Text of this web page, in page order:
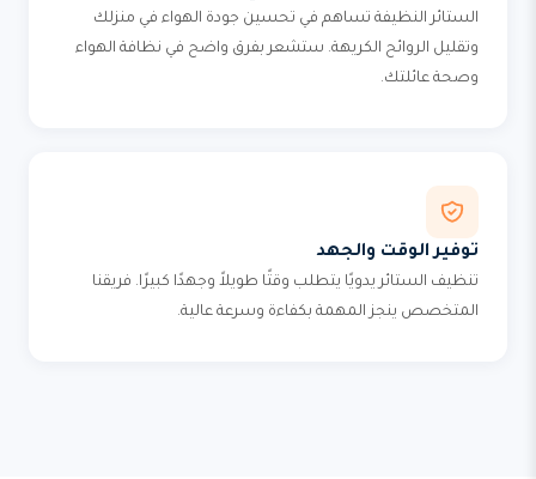
الستائر النظيفة تساهم في تحسين جودة الهواء في منزلك
وتقليل الروائح الكريهة. ستشعر بفرق واضح في نظافة الهواء
وصحة عائلتك.
توفير الوقت والجهد
تنظيف الستائر يدويًا يتطلب وقتًا طويلاً وجهدًا كبيرًا. فريقنا
المتخصص ينجز المهمة بكفاءة وسرعة عالية.